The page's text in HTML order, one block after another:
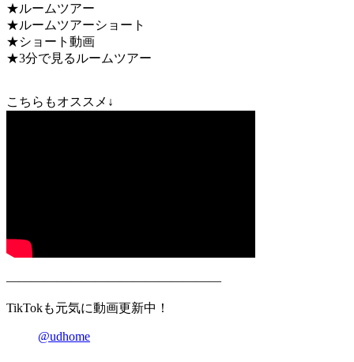
★ルームツアー
★ルームツアーショート
★ショート動画
★3分で見るルームツアー
こちらもオススメ↓
—————————————————
TikTokも元気に動画更新中！
@udhome